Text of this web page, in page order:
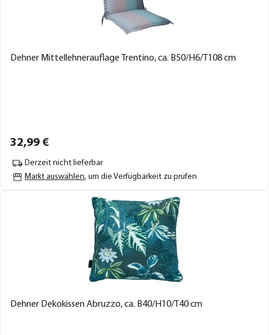
Dehner Mittellehnerauflage Trentino, ca. B50/H6/T108 cm
32,99 €
Derzeit nicht lieferbar
Markt auswählen, um die Verfügbarkeit zu prüfen
Dehner Dekokissen Abruzzo, ca. B40/H10/T40 cm